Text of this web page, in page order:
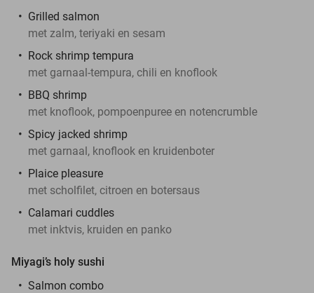
Grilled salmon
met zalm, teriyaki en sesam
Rock shrimp tempura
met garnaal-tempura, chili en knoflook
BBQ shrimp
met knoflook, pompoenpuree en notencrumble
Spicy jacked shrimp
met garnaal, knoflook en kruidenboter
Plaice pleasure
met scholfilet, citroen en botersaus
Calamari cuddles
met inktvis, kruiden en panko
Miyagi’s holy sushi
Salmon combo